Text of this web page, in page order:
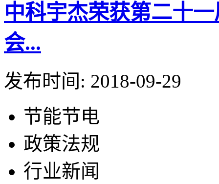
中科宇杰荣获第二十
会...
发布时间: 2018-09-29
节能节电
政策法规
行业新闻